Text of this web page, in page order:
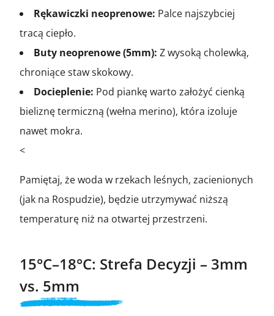
Rękawiczki neoprenowe: Palce najszybciej
tracą ciepło.
Buty neoprenowe (5mm): Z wysoką cholewką,
chroniące staw skokowy.
Docieplenie: Pod piankę warto założyć cienką
bieliznę termiczną (wełna merino), która izoluje
nawet mokra.
<
Pamiętaj, że woda w rzekach leśnych, zacienionych
(jak na Rospudzie), będzie utrzymywać niższą
temperaturę niż na otwartej przestrzeni.
15°C–18°C: Strefa Decyzji – 3mm
vs. 5mm